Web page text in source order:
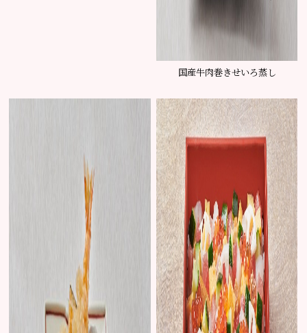
国産牛肉巻きせいろ蒸し